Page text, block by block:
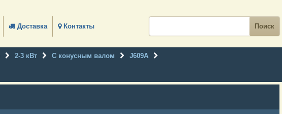
Доставка Контакты
2-3 кВт С конусным валом J609A